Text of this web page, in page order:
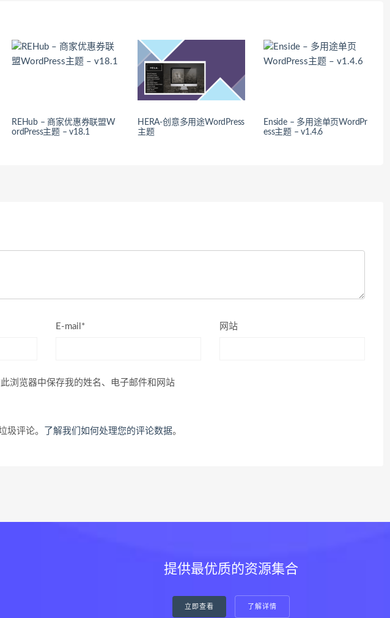
REHub – 商家优惠券联盟W
ordPress主题 – v18.1
HERA-创意多用途WordPress
主题
Enside – 多用途单页WordPr
ess主题 – v1.4.6
E-mail* 网站
浏览器中保存我的姓名、电子邮件和网站
圾评论。 了解我们如何处理您的评论数据。
提供最优质的资源集合
立即查看 了解详情